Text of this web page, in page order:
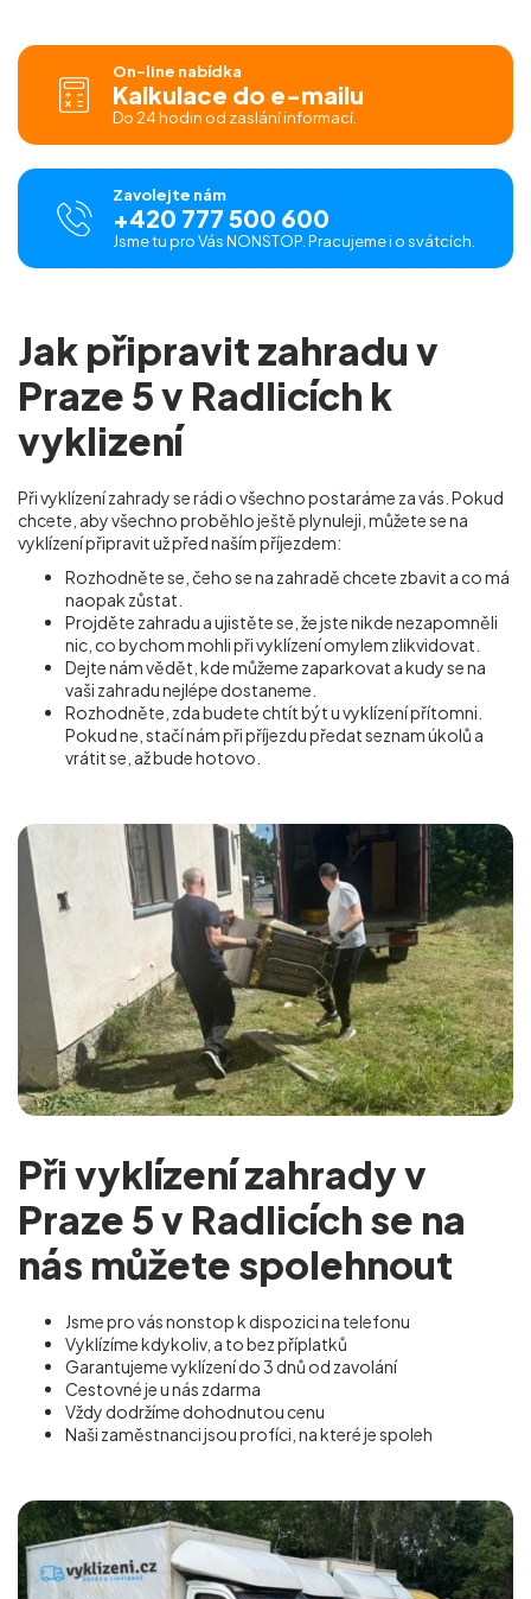
On-line nabídka
Kalkulace do e-mailu
Do 24 hodin od zaslání informací.
Zavolejte nám
+420 777 500 600
Jsme tu pro Vás NONSTOP. Pracujeme i o svátcích.
Jak připravit zahradu v
Praze 5 v Radlicích k
vyklizení
Při vyklízení zahrady se rádi o všechno postaráme za vás. Pokud
chcete, aby všechno proběhlo ještě plynuleji, můžete se na
vyklízení připravit už před naším příjezdem:
Rozhodněte se, čeho se na zahradě chcete zbavit a co má
naopak zůstat.
Projděte zahradu a ujistěte se, že jste nikde nezapomněli
nic, co bychom mohli při vyklízení omylem zlikvidovat.
Dejte nám vědět, kde můžeme zaparkovat a kudy se na
vaši zahradu nejlépe dostaneme.
Rozhodněte, zda budete chtít být u vyklízení přítomni.
Pokud ne, stačí nám při příjezdu předat seznam úkolů a
vrátit se, až bude hotovo.
Při vyklízení zahrady v
Praze 5 v Radlicích se na
nás můžete spolehnout
Jsme pro vás nonstop k dispozici na telefonu
Vyklízíme kdykoliv, a to bez příplatků
Garantujeme vyklízení do 3 dnů od zavolání
Cestovné je u nás zdarma
Vždy dodržíme dohodnutou cenu
Naši zaměstnanci jsou profíci, na které je spoleh